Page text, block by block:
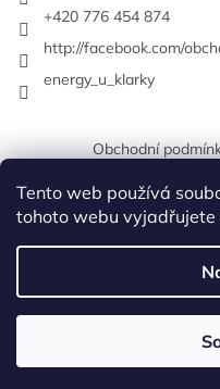
Tento web používá
tohoto webu vyjadřujete
+420 776 454 874
http://facebook.com/
energy_u_klarky
Obchodní
Copyright 2026Energy
.